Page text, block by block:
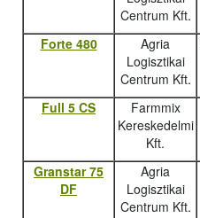
Centrum Kft.
Forte 480
Agria
Logisztikai
Centrum Kft.
Full 5 CS
Farmmix
Kereskedelmi
Kft.
Granstar 75
DF
Agria
Logisztikai
Centrum Kft.